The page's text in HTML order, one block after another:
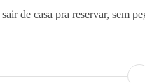
de casa pra reservar, sem